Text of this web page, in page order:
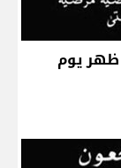
ظهر يوم